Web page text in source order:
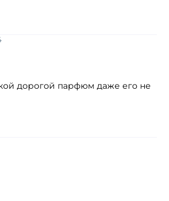
дорогой парфюм даже его не